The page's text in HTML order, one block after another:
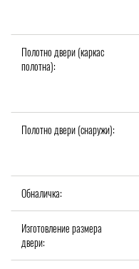
Полотно двери (каркас
полотна):
Полотно двери (снаружи):
Обналичка:
Изготовление размера
двери: